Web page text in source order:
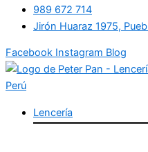
989 672 714
Jirón Huaraz 1975,
Facebook Instagram Blog
Lencería